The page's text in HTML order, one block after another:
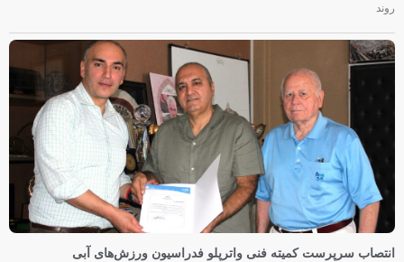
روند
انتصاب سرپرست کمیته فنی واترپلو فدراسیون ورزش‌های آبی